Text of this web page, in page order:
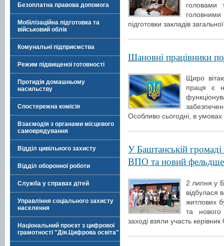
Безоплатна правова допомога
Мобілізаційна підготовка та
військовий облік
Комунальні підприємства
Режим підвищеної готовності
Протидія домашньому
насильству
Спостережна комісія
Взаємодія з органами місцевого
самоврядування
Відділ цивільного захисту
Відділ оборонної роботи
Служба у справах дітей
Управління соціального захисту
населення
Національний проєкт з цифрової
грамотності "Дія.Цифрова освіта"
головами
підготовки закладів
Шановні працівники
Щиро
праця є
Особливо сьогодні, в умовах
У Баштанській
ВПО та новий
2 липня у
відбулася
житлових
та нового
заході взяли участь